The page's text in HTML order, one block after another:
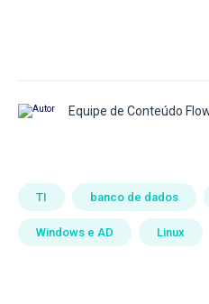
Equipe de Conteúdo
TI banco de dados
Windows e AD Linux